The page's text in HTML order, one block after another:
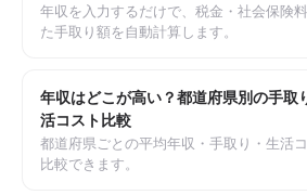
年収を入力するだけで、税金・社会保険
た手取り額を自動計算します。
年収はどこが高い？都道府県別の手取
活コスト比較
都道府県ごとの平均年収・手取り・生活
比較できます。